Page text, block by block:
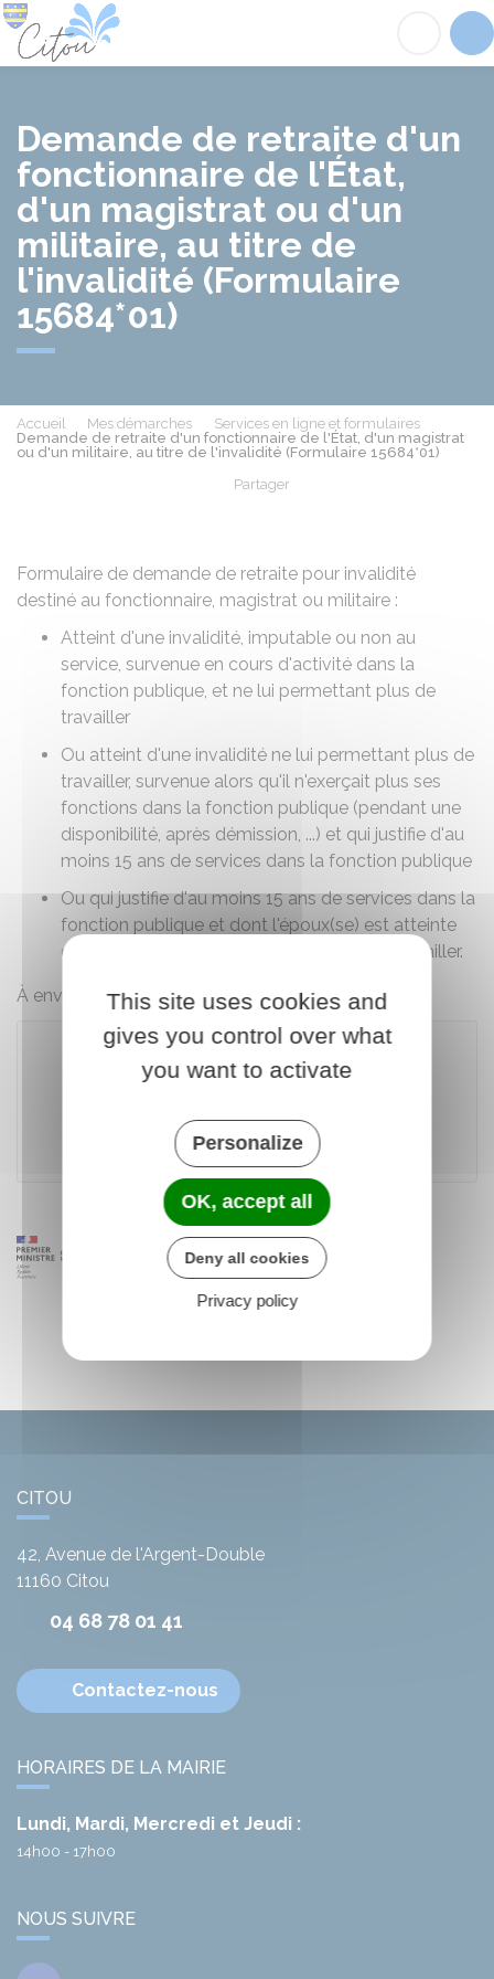
Demande de retraite d'un
fonctionnaire de l'État,
d'un magistrat ou d'un
militaire, au titre de
l'invalidité (Formulaire
15684*01)
Accueil Mes démarches
Services en ligne et formulaires
Demande de retraite d'un fonctionnaire de l'État, d'un magistrat
ou d'un militaire, au titre de l'invalidité (Formulaire 15684*01)
Partager
Formulaire de demande de retraite pour invalidité
destiné au fonctionnaire, magistrat ou militaire :
Atteint d'une invalidité, imputable ou non au
service, survenue en cours d'activité dans la
fonction publique, et ne lui permettant plus de
travailler
Ou atteint d'une invalidité ne lui permettant plus de
travailler, survenue alors qu'il n'exerçait plus ses
fonctions dans la fonction publique (pendant une
disponibilité, après démission, ...) et qui justifie d'au
moins 15 ans de services dans la fonction publique
Ou qui justifie d'au moins 15 ans de services dans la
fonction publique et dont l'époux(se) est atteinte
d'une invalidité ne lui permettant plus de travailler.
À envoyer à votre administration gestionnaire.
Ministère chargé des finances
CITOU
42, Avenue de l'Argent-Double
11160 Citou
04 68 78 01 41
Contactez-nous
HORAIRES DE LA MAIRIE
Lundi, Mardi, Mercredi et Jeudi :
14h00 - 17h00
NOUS SUIVRE
This site uses cookies and
gives you control over what
you want to activate
Personalize
OK, accept all
Deny all cookies
Privacy policy